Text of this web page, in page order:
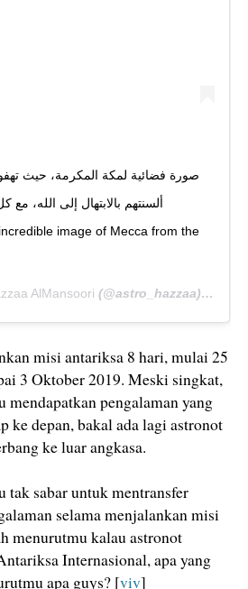
ألسنتهم بالابتهال إلى الله،
AlMansoori (@astro_hazzaa) on
misi antariksa 8 hari, mulai 25
3 Oktober 2019. Meski singkat,
pengalaman yang
ke depan, bakal ada lagi astronot
ke luar angkasa.
sabar untuk mentransfer
selama menjalankan misi
menurutmu kalau astronot
Internasional, apa yang
apa guys? [viv]